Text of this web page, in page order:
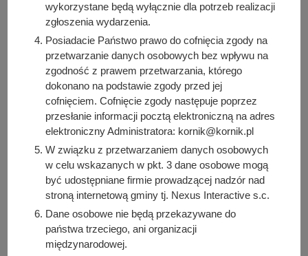
Zapraszamy mieszkańców gminy Kórnik i okolic na wykład
dotyczący zdrowia psychicznego i wielu zagadnień z nim
związanych. Spotkanie odbędzie się15.12.2025 г. o
godzinie 14:00wDomu Integracji Międzypokoleniowej
przy pl. Powstańców Wielkopolskich 13 w Kórniku.
„Psychiatria dla każdego: proste wyjaśnienie
trudnych tematów".
Wykład poprowadzi lekarz psychiatra z wieloletnim
doświadczeniem Doktor Magdalena Muzioł.
Autor wpisu
wykorzystane będą wyłącznie dla potrzeb realizacji
zgłoszenia wydarzenia.
Posiadacie Państwo prawo do cofnięcia zgody na
przetwarzanie danych osobowych bez wpływu na
zgodność z prawem przetwarzania, którego
dokonano na podstawie zgody przed jej
cofnięciem. Cofnięcie zgody następuje poprzez
przesłanie informacji pocztą elektroniczną na adres
elektroniczny Administratora: kornik@kornik.pl
W związku z przetwarzaniem danych osobowych
w celu wskazanych w pkt. 3 dane osobowe mogą
być udostępniane firmie prowadzącej nadzór nad
stroną internetową gminy tj. Nexus Interactive s.c.
Dane osobowe nie będą przekazywane do
państwa trzeciego, ani organizacji
międzynarodowej.